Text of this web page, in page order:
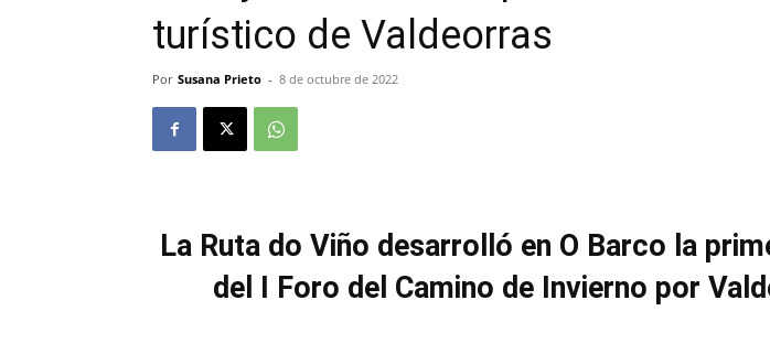
turístico de Valdeorras
Por Susana Prieto - 8 de octubre de 2022
La Ruta do Viño desarrolló en O Barco la
del I Foro del Camino de Invierno por